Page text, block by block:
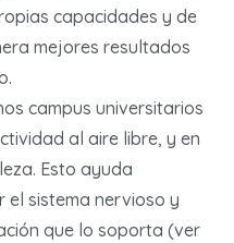
capacidades y de
mejores resultados
campus universitarios
al aire libre, y en
Esto ayuda
el sistema nervioso y
que lo soporta (ver